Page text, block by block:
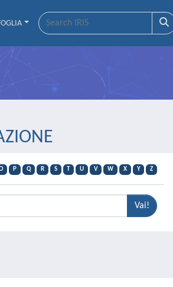
P Q R S T U V W X Y Z